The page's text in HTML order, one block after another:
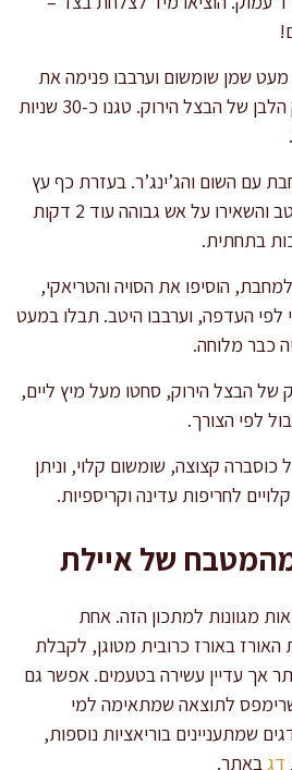
שמן שומשום וערבבו פנימה את
השום, הג’ינג’ר והחלק הלבן של הבצל הירוק. טגנו כ-30 שניות
עם השום והג’ינג’ר. בעזרת כף עץ
שברו גושים, ערבבו היטב והשאירו על אש גבוהה עוד 2 דקות
בתחתית.
הוסיפו את הסויה והטריאקי,
לפי העדפה, וערבבו היטב. תבלו במעט
כבר מלוחה.
של הבצל הירוק, סחטו מעל מיץ ליים,
לפי הצורך.
כוסברה קצוצה, שומשום קלוי, וניתן
לחריפות עדינה וקריספיות.
של איילת
מגוונות למתכון הזה. אחת
באורז כרובית מטוגן, לקבלת
אך עדיין עשירה בטעמים. אפשר גם
לתוצאה שמתאימה למי
שמתעניינים בוריאציות נוספות,
דג באתר.